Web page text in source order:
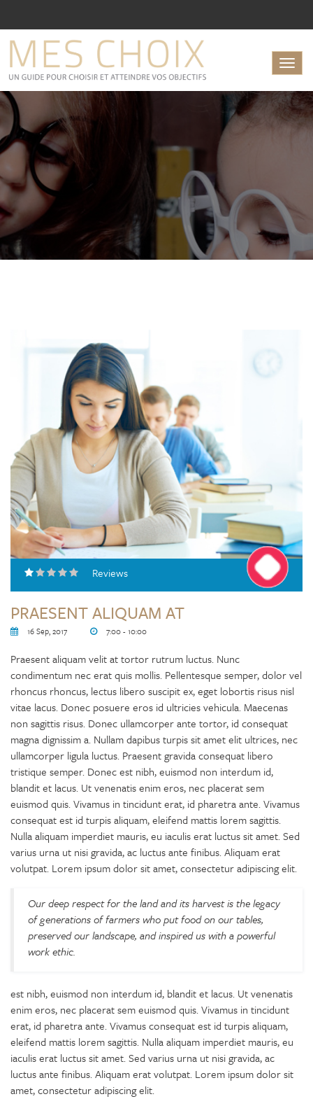
Reviews
PRAESENT ALIQUAM AT
16 Sep, 2017 7:00 - 10:00
Praesent aliquam velit at tortor rutrum luctus. Nunc
condimentum nec erat quis mollis. Pellentesque semper, dolor vel
rhoncus rhoncus, lectus libero suscipit ex, eget lobortis risus nisl
vitae lacus. Donec posuere eros id ultricies vehicula. Maecenas
non sagittis risus. Donec ullamcorper ante tortor, id consequat
magna dignissim a. Nullam dapibus turpis sit amet elit ultrices, nec
ullamcorper ligula luctus. Praesent gravida consequat libero
tristique semper. Donec est nibh, euismod non interdum id,
blandit et lacus. Ut venenatis enim eros, nec placerat sem
euismod quis. Vivamus in tincidunt erat, id pharetra ante. Vivamus
consequat est id turpis aliquam, eleifend mattis lorem sagittis.
Nulla aliquam imperdiet mauris, eu iaculis erat luctus sit amet. Sed
varius urna ut nisi gravida, ac luctus ante finibus. Aliquam erat
volutpat. Lorem ipsum dolor sit amet, consectetur adipiscing elit.
Our deep respect for the land and its harvest is the legacy
of generations of farmers who put food on our tables,
preserved our landscape, and inspired us with a powerful
work ethic.
est nibh, euismod non interdum id, blandit et lacus. Ut venenatis
enim eros, nec placerat sem euismod quis. Vivamus in tincidunt
erat, id pharetra ante. Vivamus consequat est id turpis aliquam,
eleifend mattis lorem sagittis. Nulla aliquam imperdiet mauris, eu
iaculis erat luctus sit amet. Sed varius urna ut nisi gravida, ac
luctus ante finibus. Aliquam erat volutpat. Lorem ipsum dolor sit
amet, consectetur adipiscing elit.